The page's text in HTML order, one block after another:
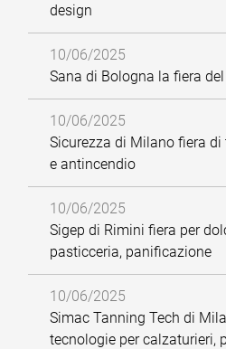
design
10/06/2025
Sana di Bologna la fiera
10/06/2025
Sicurezza di Milano fiera
e antincendio
10/06/2025
Sigep di Rimini fiera per
pasticceria, panificazione
10/06/2025
Simac Tanning Tech di
tecnologie per calzaturieri,